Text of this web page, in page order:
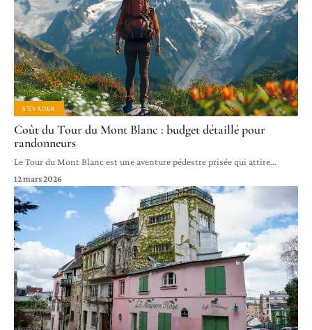
S'ÉVADER
Coût du Tour du Mont Blanc : budget détaillé pour
randonneurs
Le Tour du Mont Blanc est une aventure pédestre prisée qui attire…
12 mars 2026